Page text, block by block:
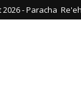
- Paracha